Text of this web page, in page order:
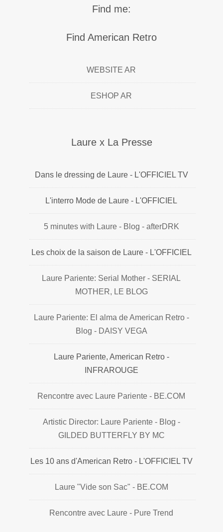
Find me:
Find American Retro
WEBSITE AR
ESHOP AR
Laure x La Presse
Dans le dressing de Laure - L'OFFICIEL TV
L'interro Mode de Laure - L'OFFICIEL
5 minutes with Laure - Blog - afterDRK
Les choix de la saison de Laure - L'OFFICIEL
Laure Pariente: Serial Mother - SERIAL
MOTHER, LE BLOG
Laure Pariente: El alma de American Retro -
Blog - DAISY VEGA
Laure Pariente, American Retro -
INFRAROUGE
Rencontre avec Laure Pariente - BE.COM
Artistic Director: Laure Pariente - Blog -
GILDED BUTTERFLY BY MC
Les 10 ans d'American Retro - L'OFFICIEL TV
Laure "Vide son Sac" - BE.COM
Rencontre avec Laure - Pure Trend